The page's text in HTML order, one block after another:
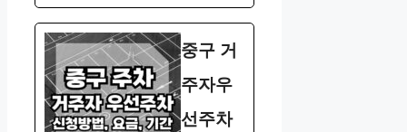
중구 거
주자우
선주차